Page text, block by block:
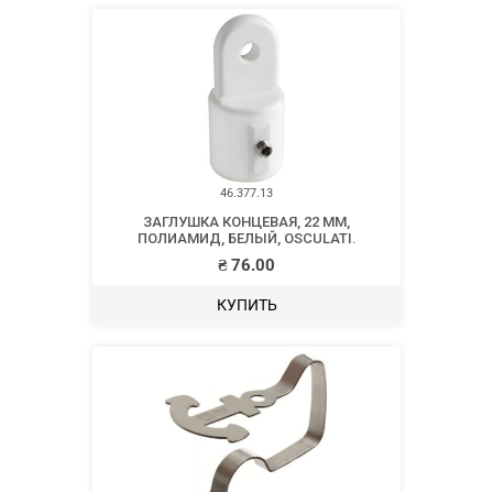
46.377.13
ЗАГЛУШКА КОНЦЕВАЯ, 22 ММ,
ПОЛИАМИД, БЕЛЫЙ, OSCULATI.
₴76.00
КУПИТЬ